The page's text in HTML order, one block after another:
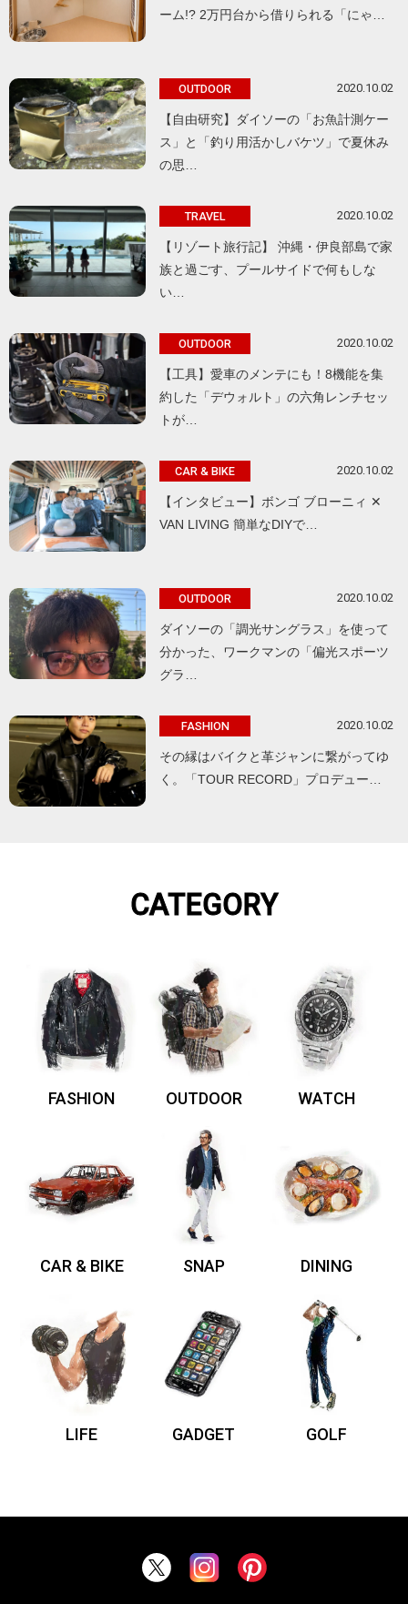
ーム!? 2万円台から借りられる「にゃ…
OUTDOOR 2020.10.02
【自由研究】ダイソーの「お魚計測ケー
ス」と「釣り用活かしバケツ」で夏休み
の思…
TRAVEL 2020.10.02
【リゾート旅行記】 沖縄・伊良部島で家
族と過ごす、プールサイドで何もしな
い…
OUTDOOR 2020.10.02
【工具】愛車のメンテにも！8機能を集
約した「デウォルト」の六角レンチセッ
トが…
CAR & BIKE 2020.10.02
【インタビュー】ボンゴ ブローニィ ✕
VAN LIVING 簡単なDIYで…
OUTDOOR 2020.10.02
ダイソーの「調光サングラス」を使って
分かった、ワークマンの「偏光スポーツ
グラ…
FASHION 2020.10.02
その縁はバイクと革ジャンに繋がってゆ
く。「TOUR RECORD」プロデュー…
CATEGORY
FASHION OUTDOOR WATCH
CAR & BIKE SNAP DINING
LIFE GADGET GOLF